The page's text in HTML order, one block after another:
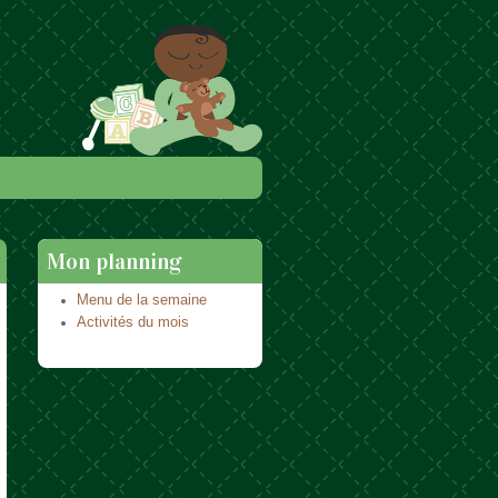
Mon planning
Menu de la semaine
Activités du mois